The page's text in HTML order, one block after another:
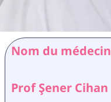
Nom du médecin
Prof Şener Cihan